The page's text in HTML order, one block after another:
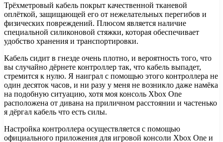
Трёхметровый кабель покрыт качественной тканевой
оплёткой, защищающей его от нежелательных перегибов и
физических повреждений. Плюсом является наличие
специальной силиконовой стяжки, которая обеспечивает
удобство хранения и транспортировки.
Кабель сидит в гнезде очень плотно, и вероятность того, что
вы случайно дёрнете контроллер так, что кабель выпадет,
стремится к нулю. Я наиграл с помощью этого контроллера не
один десяток часов, и ни разу у меня не возникло даже намёка
на подобную ситуацию, хотя моя консоль Xbox One
расположена от дивана на приличном расстоянии и частенько
я дёргал кабель что есть силы.
Настройка контроллера осуществляется с помощью
официального приложения для игровой консоли Xbox One и